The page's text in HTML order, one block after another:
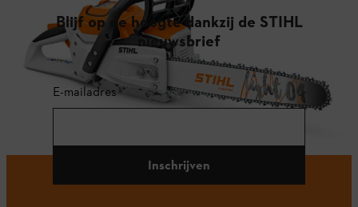
Blijf op de hoogte dankzij de STIHL
nieuwsbrief
E-mailadres
Inschrijven